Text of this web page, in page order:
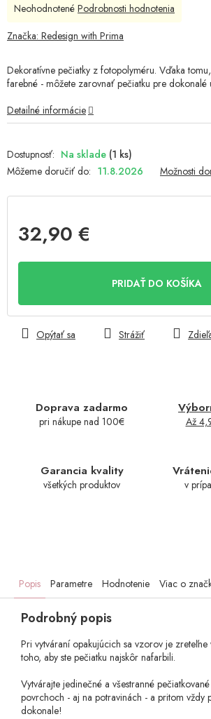
Na sklade (1 ks)
Môžeme doručiť do: 11.8.2026 Možnosti
32,90 €
PRIDAŤ DO KOŠÍKA
Doprava zadarmo
pri nákupe nad 100€ Až
Garancia kvality
všetkých produktov v
Dekoratívne pečiatky z fotopolyméru. Vďaka
farebné - môžete zarovnať pečiatku pre dokonalé
Detailné informácie
Opýtať sa Strážiť
Priemerné
produktu
z
5
Neohodnotené Podrobnosti hodnotenia
Značka: Redesign with Prima
Popis Parametre Hodnotenie Viac o
Podrobný popis
Pri vytváraní opakujúcich sa vzorov je
toho, aby ste pečiatku najskôr nafarbili.
Vytvárajte jedinečné a všestranné
povrchoch - aj na potravinách - a pritom vždy
dokonale!